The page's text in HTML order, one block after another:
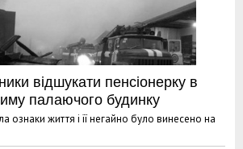
відшукати пенсіонерку в
палаючого будинку
ознаки життя і її негайно було винесено на